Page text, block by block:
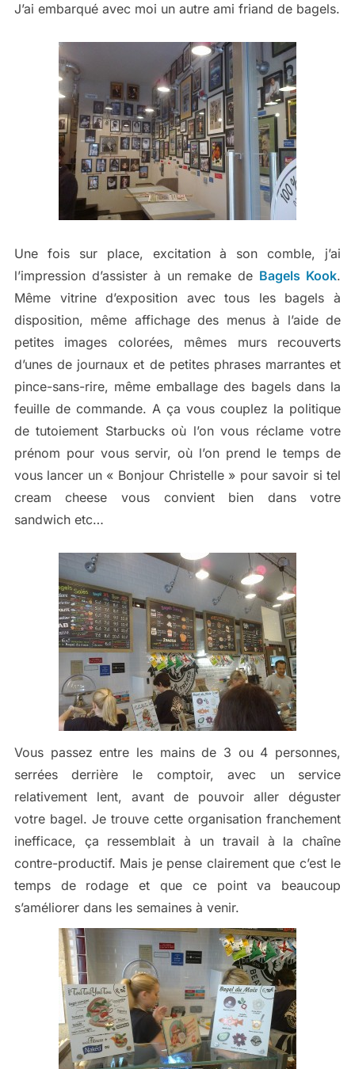
J’ai embarqué avec moi un autre ami friand de bagels.
Une fois sur place, excitation à son comble, j’ai
l’impression d’assister à un remake de Bagels Kook.
Même vitrine d’exposition avec tous les bagels à
disposition, même affichage des menus à l’aide de
petites images colorées, mêmes murs recouverts
d’unes de journaux et de petites phrases marrantes et
pince-sans-rire, même emballage des bagels dans la
feuille de commande. A ça vous couplez la politique
de tutoiement Starbucks où l’on vous réclame votre
prénom pour vous servir, où l’on prend le temps de
vous lancer un « Bonjour Christelle » pour savoir si tel
cream cheese vous convient bien dans votre
sandwich etc…
Vous passez entre les mains de 3 ou 4 personnes,
serrées derrière le comptoir, avec un service
relativement lent, avant de pouvoir aller déguster
votre bagel. Je trouve cette organisation franchement
inefficace, ça ressemblait à un travail à la chaîne
contre-productif. Mais je pense clairement que c’est le
temps de rodage et que ce point va beaucoup
s’améliorer dans les semaines à venir.